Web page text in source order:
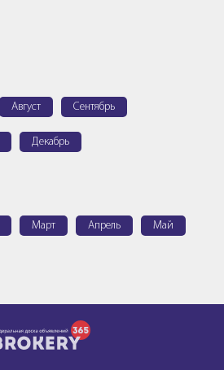
Август Сентябрь
Декабрь
Март Апрель Май